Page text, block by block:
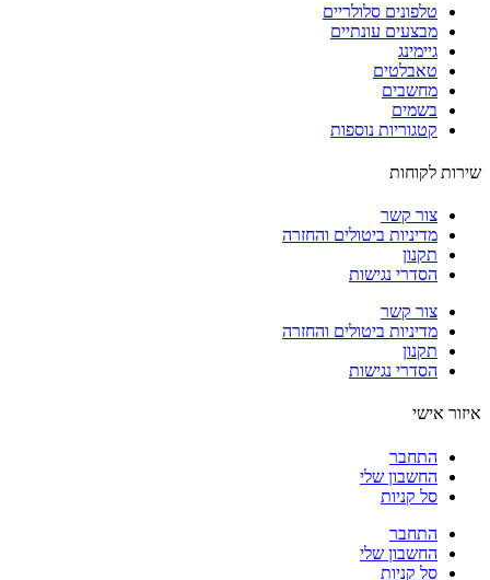
טלפונים סלולריים
מבצעים עונתיים
גיימינג
טאבלטים
מחשבים
בשמים
קטגוריות נוספות
לקוחות
צור קשר
מדיניות ביטולים והחזרה
תקנון
הסדרי נגישות
צור קשר
מדיניות ביטולים והחזרה
תקנון
הסדרי נגישות
אישי
התחבר
החשבון שלי
סל קניות
התחבר
החשבון שלי
סל קניות